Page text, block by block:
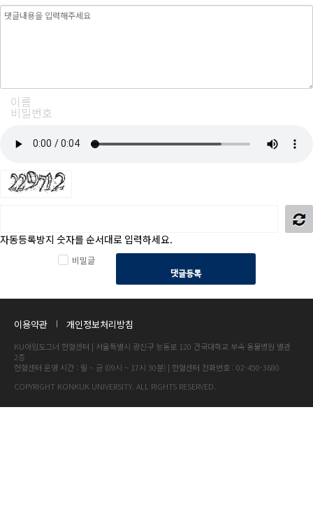
자동등록방지 숫자를 순서대로 입력하세요.
비밀글
댓글등록
이용약관 개인정보처리방침
KU아임도그너 헌혈센터 | 서울특별시 광진구 능동로 120 건국대학교 부속 동물병원 별관
2층
헌혈센터 운영 시간 : 월 ~ 금 (09시 ~ 17시 30분) | 헌혈센터 전화번호 : 02-450-3680
COPYRIGHT KONKUK UNIVERSITY. ALL RIGHTS RESERVED.